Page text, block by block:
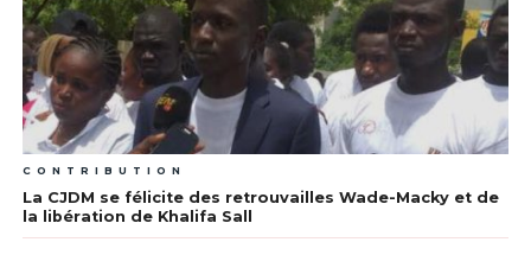
CONTRIBUTION
La CJDM se félicite des retrouvailles Wade-Macky et de
la libération de Khalifa Sall